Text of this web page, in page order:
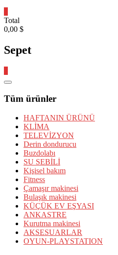
Total
0,00 $
Sepet
Catalog
Tüm ürünler
HAFTANIN ÜRÜNÜ
KLİMA
TELEVİZYON
Derin dondurucu
Buzdolabı
SU SEBİLİ
Kişisel bakım
Fitness
Çamaşır makinesi
Bulaşık makinesi
KÜÇÜK EV EŞYASI
ANKASTRE
Kurutma makinesi
AKSESUARLAR
OYUN-PLAYSTATION